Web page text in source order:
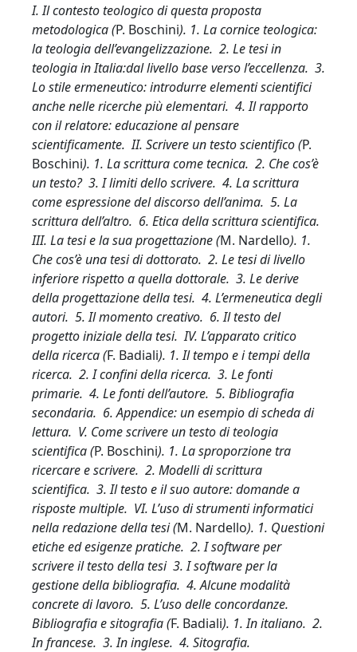
I. Il contesto teologico di questa proposta
metodologica (P. Boschini). 1. La cornice teologica:
la teologia dell’evangelizzazione. 2. Le tesi in
teologia in Italia:dal livello base verso l’eccellenza. 3.
Lo stile ermeneutico: introdurre elementi scientifici
anche nelle ricerche più elementari. 4. Il rapporto
con il relatore: educazione al pensare
scientificamente. II. Scrivere un testo scientifico (P.
Boschini). 1. La scrittura come tecnica. 2. Che cos’è
un testo? 3. I limiti dello scrivere. 4. La scrittura
come espressione del discorso dell’anima. 5. La
scrittura dell’altro. 6. Etica della scrittura scientifica.
III. La tesi e la sua progettazione (M. Nardello). 1.
Che cos’è una tesi di dottorato. 2. Le tesi di livello
inferiore rispetto a quella dottorale. 3. Le derive
della progettazione della tesi. 4. L’ermeneutica degli
autori. 5. Il momento creativo. 6. Il testo del
progetto iniziale della tesi. IV. L’apparato critico
della ricerca (F. Badiali). 1. Il tempo e i tempi della
ricerca. 2. I confini della ricerca. 3. Le fonti
primarie. 4. Le fonti dell’autore. 5. Bibliografia
secondaria. 6. Appendice: un esempio di scheda di
lettura. V. Come scrivere un testo di teologia
scientifica (P. Boschini). 1. La sproporzione tra
ricercare e scrivere. 2. Modelli di scrittura
scientifica. 3. Il testo e il suo autore: domande a
risposte multiple. VI. L’uso di strumenti informatici
nella redazione della tesi (M. Nardello). 1. Questioni
etiche ed esigenze pratiche. 2. I software per
scrivere il testo della tesi 3. I software per la
gestione della bibliografia. 4. Alcune modalità
concrete di lavoro. 5. L’uso delle concordanze.
Bibliografia e sitografia (F. Badiali). 1. In italiano. 2.
In francese. 3. In inglese. 4. Sitografia.